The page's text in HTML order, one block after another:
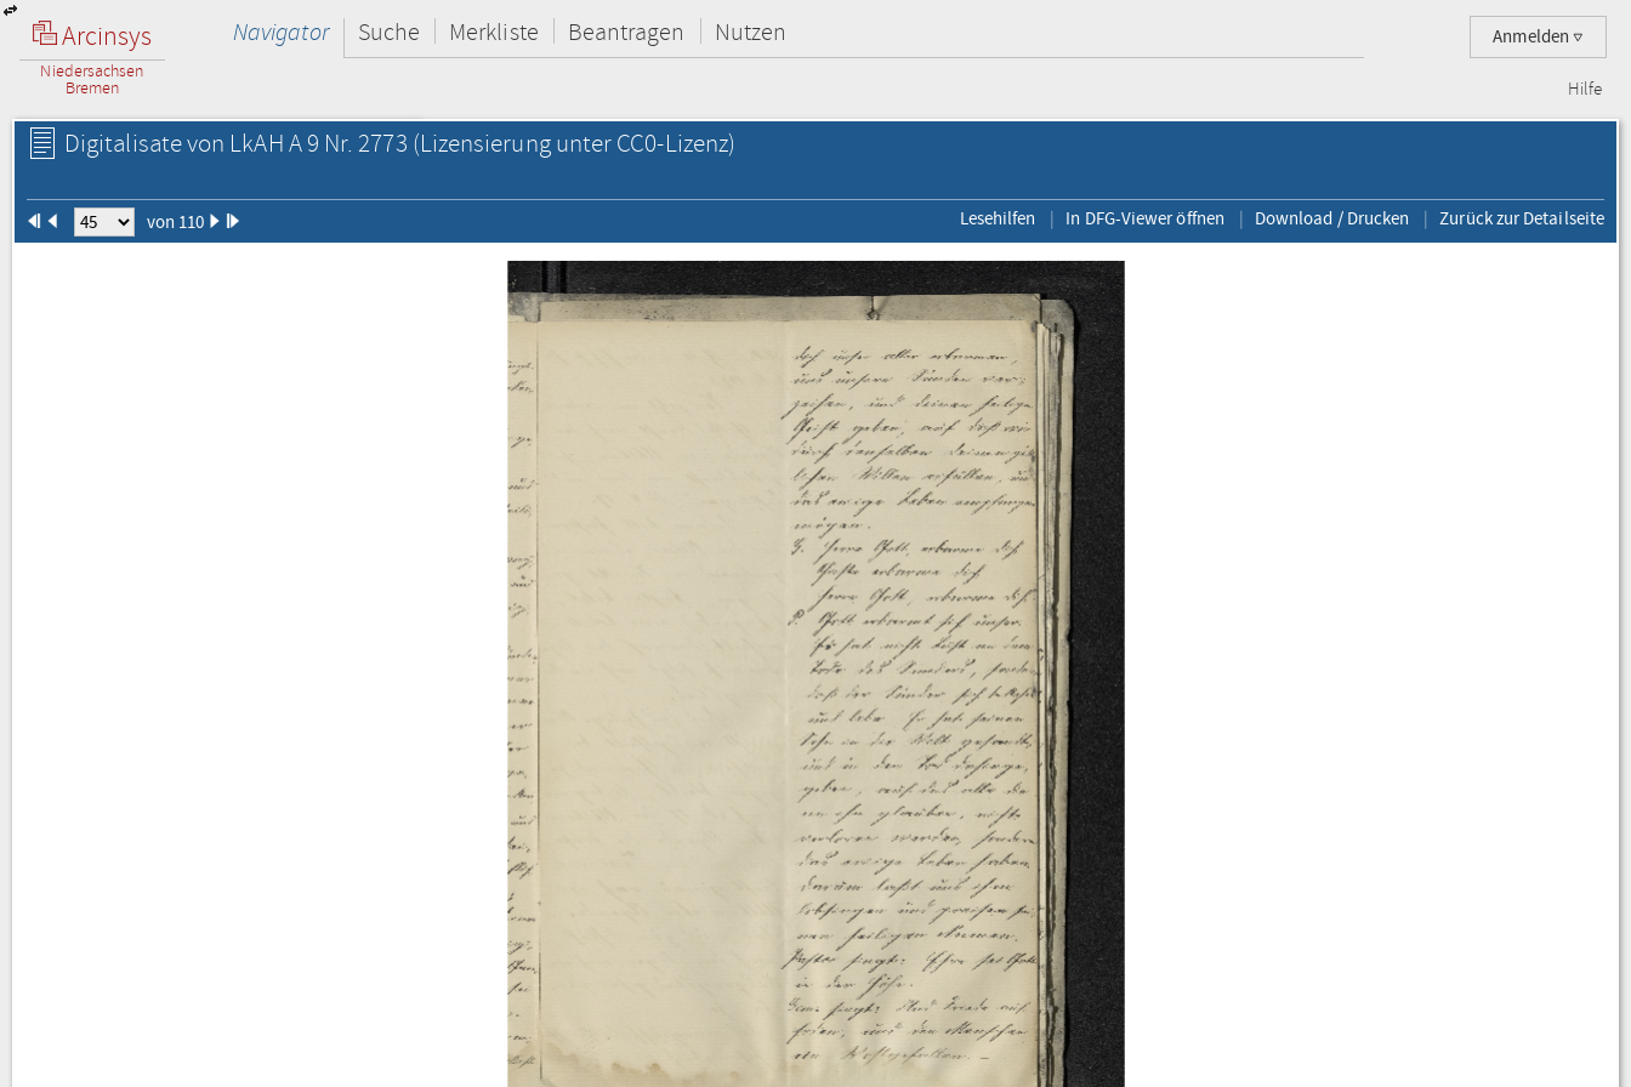
Arcinsys
Niedersachsen
Bremen
Anmelden
Navigator Suche Merkliste Beantragen Nutzen
Hilfe
Digitalisate von LkAH A 9 Nr. 2773 (Lizensierung unter CC0-Lizenz)
von 110 Lesehilfen In DFG-Viewer öffnen Download / Drucken Zurück zur Detailseite